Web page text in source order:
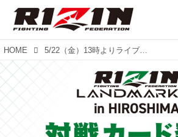
HOME 5/22（金）13時よりライブ配信！RIZIN LANDMARK 15 in HIROSHIMA カード発表記者会見のお知らせ